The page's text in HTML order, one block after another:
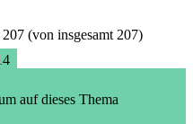
(von insgesamt 207)
auf dieses Thema